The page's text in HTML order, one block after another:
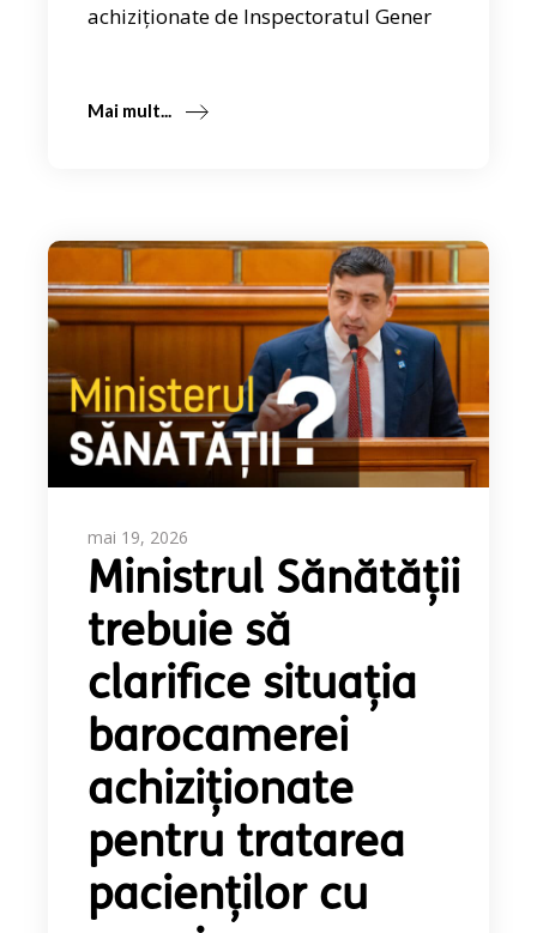
achiziționate de Inspectoratul Gener
Mai mult...
mai 19, 2026
Ministrul Sănătății
trebuie să
clarifice situația
barocamerei
achiziționate
pentru tratarea
pacienților cu